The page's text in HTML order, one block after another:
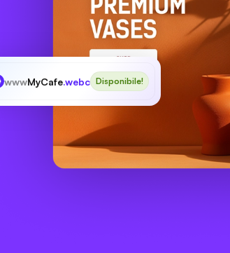
wwwMyCafe.webcamDisponibile!